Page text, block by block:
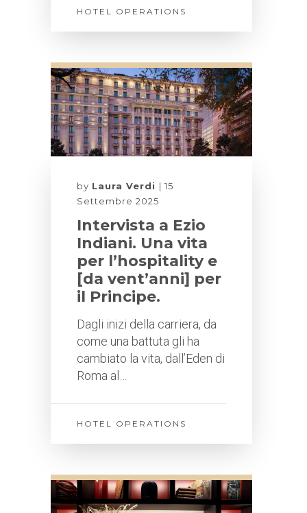
HOTEL OPERATIONS
by Laura Verdi
15
Settembre 2025
Intervista a Ezio
Indiani. Una vita
per l’hospitality e
[da vent’anni] per
il Principe.
Dagli inizi della carriera, da
come una battuta gli ha
cambiato la vita, dall’Eden di
Roma al…
HOTEL OPERATIONS